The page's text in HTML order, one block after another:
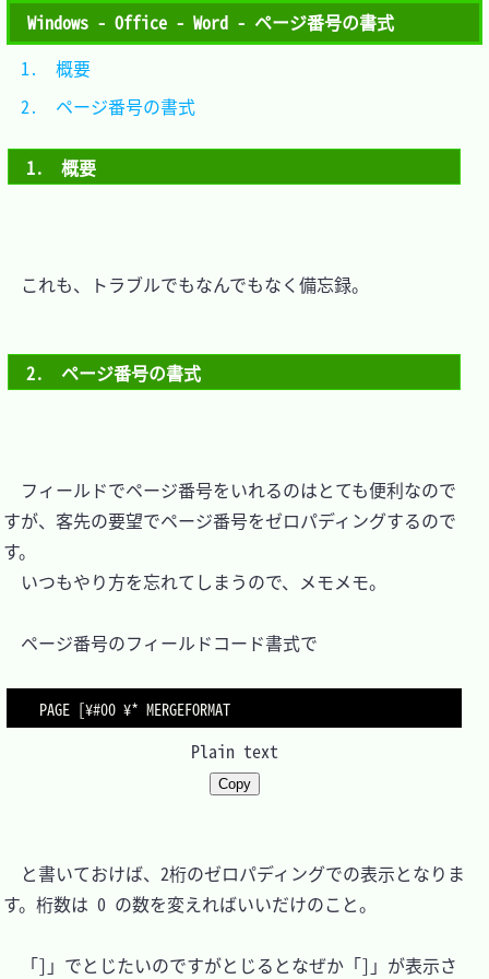
Windows - Office - Word - ページ番号の書式
1.　概要
これも、トラブルでもなんでもなく備忘録。
2.　ページ番号の書式
フィールドでページ番号をいれるのはとても便利なので
すが、客先の要望でページ番号をゼロパディングするので
す。
いつもやり方を忘れてしまうので、メモメモ。
ページ番号のフィールドコード書式で
Plain text
Copy
と書いておけば、2桁のゼロパディングでの表示となりま
す。桁数は 0 の数を変えればいいだけのこと。
「]」でとじたいのですがとじるとなぜか「]」が表示さ